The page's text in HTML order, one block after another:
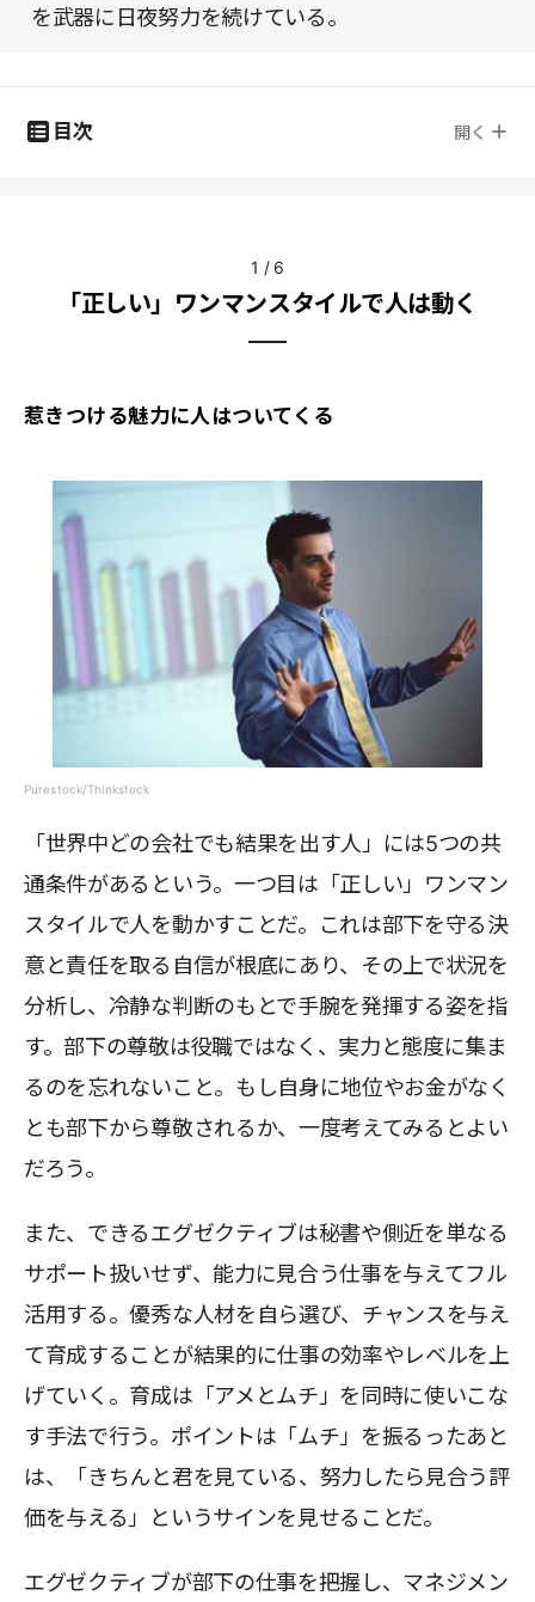
を武器に日夜努力を続けている。
目次 開く
1 / 6
「正しい」ワンマンスタイルで人は動く
惹きつける魅力に人はついてくる
Purestock/Thinkstock
「世界中どの会社でも結果を出す人」には5つの共
通条件があるという。一つ目は「正しい」ワンマン
スタイルで人を動かすことだ。これは部下を守る決
意と責任を取る自信が根底にあり、その上で状況を
分析し、冷静な判断のもとで手腕を発揮する姿を指
す。部下の尊敬は役職ではなく、実力と態度に集ま
るのを忘れないこと。もし自身に地位やお金がなく
とも部下から尊敬されるか、一度考えてみるとよい
だろう。
また、できるエグゼクティブは秘書や側近を単なる
サポート扱いせず、能力に見合う仕事を与えてフル
活用する。優秀な人材を自ら選び、チャンスを与え
て育成することが結果的に仕事の効率やレベルを上
げていく。育成は「アメとムチ」を同時に使いこな
す手法で行う。ポイントは「ムチ」を振るったあと
は、「きちんと君を見ている、努力したら見合う評
価を与える」というサインを見せることだ。
エグゼクティブが部下の仕事を把握し、マネジメン